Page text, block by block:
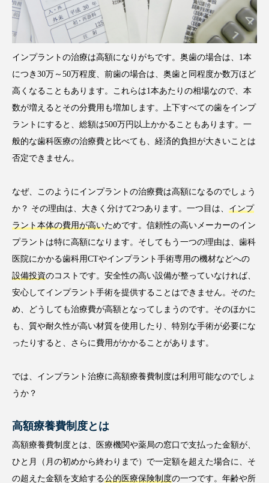
インプラントの治療は高額になりがちです。奥歯の場合は、1本
につき30万～50万程度、前歯の場合は、奥歯と同程度か数万ほど
高くなることもあります。これらは1本あたりの相場なので、本
数が増えるとその分費用も増加します。上下すべての歯をインプ
ラントにすると、総額は500万円以上かかることもあります。一
般的な歯科医療の治療費と比べても、経済的負担が大きいことは
否定できません。
なぜ、このようにインプラントの治療費は高額になるのでしょう
か？ その理由は、大きく分けて2つあります。一つ目は、 インプ
ラント本体の費用が高いためです。信頼性の高いメーカーのイン
プラントは特に高額になります。そしてもう一つの理由は、歯科
医院にかかる歯科用CTやインプラント手術専用の機材などへの
設備投資のコストです。安全性の高い設備が整っていなければ、
安心してインプラント手術を提供することはできません。そのた
め、どうしても治療費が高額となってしまうのです。そのほかに
も、質や耐久性が高い材質を使用したり、特別な手術が必要にな
ったりすると、さらに費用がかかることがあります。
では、インプラント治療に高額療養費制度は利用可能なのでしょ
うか？
高額療養費制度とは
高額療養費制度とは、医療機関や薬局の窓口で支払った金額が、
ひと月（月の初めから終わりまで）で一定額を超えた場合に、そ
の超えた金額を支給する公的医療保険制度の一つです。年齢や所